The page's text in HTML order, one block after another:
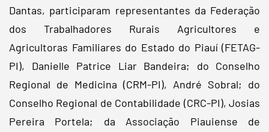
Dantas, participaram representantes da Federação
dos Trabalhadores Rurais Agricultores e
Agricultoras Familiares do Estado do Piauí (FETAG-
PI), Danielle Patrice Liar Bandeira; do Conselho
Regional de Medicina (CRM-PI), André Sobral; do
Conselho Regional de Contabilidade (CRC-PI), Josias
Pereira Portela; da Associação Piauiense de